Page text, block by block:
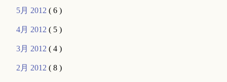
5月 2012( 6 )
4月 2012( 5 )
3月 2012( 4 )
2月 2012( 8 )